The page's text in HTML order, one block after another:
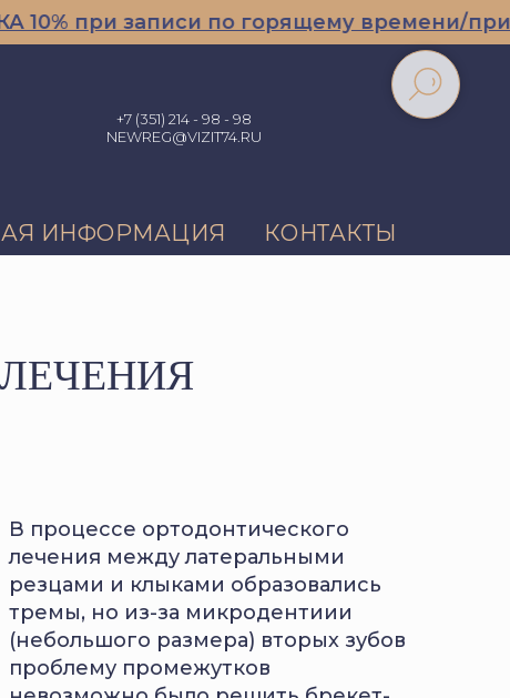
записи по горящему времени/при записи
+7 (351) 214 - 98 - 98
NEWREG@VIZIT74.RU
ИНФОРМАЦИЯ КОНТАКТЫ
В процессе ортодонтического
лечения между латеральными
резцами и клыками образовались
тремы, но из-за микродентиии
(небольшого размера) вторых зубов
проблему промежутков